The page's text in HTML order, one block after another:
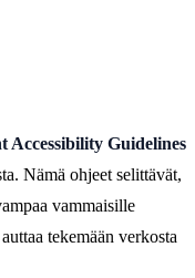
Accessibility Guidelines
Nämä ohjeet selittävät,
vammaisille
tekemään verkosta